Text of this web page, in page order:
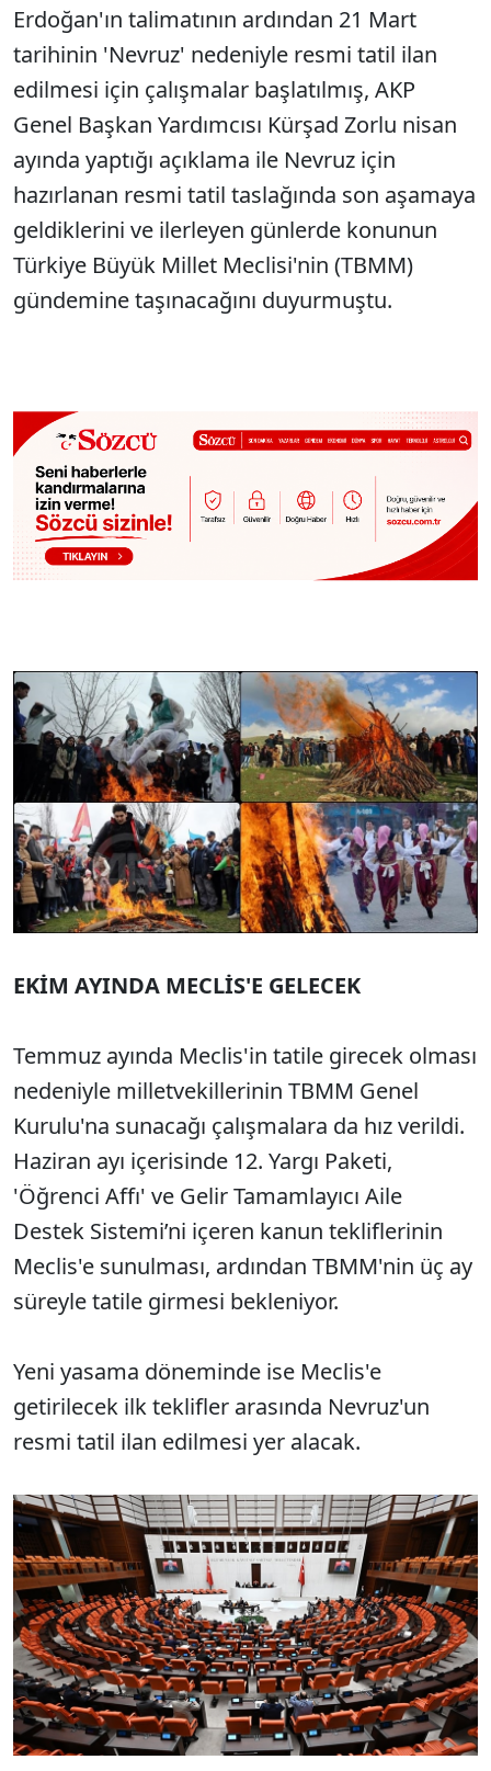
Erdoğan'ın talimatının ardından 21 Mart
tarihinin 'Nevruz' nedeniyle resmi tatil ilan
edilmesi için çalışmalar başlatılmış, AKP
Genel Başkan Yardımcısı Kürşad Zorlu nisan
ayında yaptığı açıklama ile Nevruz için
hazırlanan resmi tatil taslağında son aşamaya
geldiklerini ve ilerleyen günlerde konunun
Türkiye Büyük Millet Meclisi'nin (TBMM)
gündemine taşınacağını duyurmuştu.
EKİM AYINDA MECLİS'E GELECEK
Temmuz ayında Meclis'in tatile girecek olması
nedeniyle milletvekillerinin TBMM Genel
Kurulu'na sunacağı çalışmalara da hız verildi.
Haziran ayı içerisinde 12. Yargı Paketi,
'Öğrenci Affı' ve Gelir Tamamlayıcı Aile
Destek Sistemi’ni içeren kanun tekliflerinin
Meclis'e sunulması, ardından TBMM'nin üç ay
süreyle tatile girmesi bekleniyor.
Yeni yasama döneminde ise Meclis'e
getirilecek ilk teklifler arasında Nevruz'un
resmi tatil ilan edilmesi yer alacak.